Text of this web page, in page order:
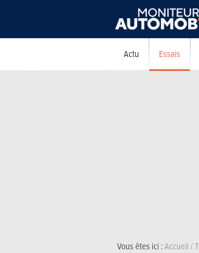
Actu Essais
Vous êtes ici :Accueil/